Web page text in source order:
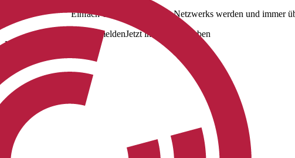
Einfach Teil unseres Talent Netzwerks werden und immer
Jetzt anmeldenJetzt initiativ bewerben
Uns folgen